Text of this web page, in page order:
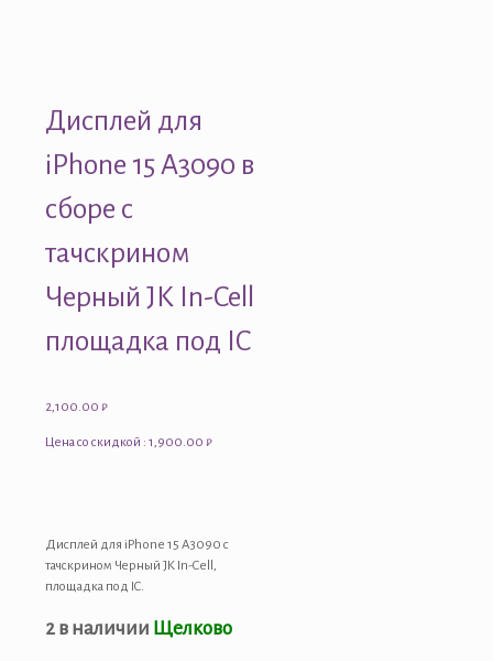
Дисплей для
iPhone 15 A3090 в
сборе с
тачскрином
Черный JK In-Cell
площадка под IC
2,100.00 ₽
Цена со скидкой : 1,900.00 ₽
Дисплей для iPhone 15 A3090 с
тачскрином Черный JK In-Cell,
площадка под IC.
2 в наличии Щелково